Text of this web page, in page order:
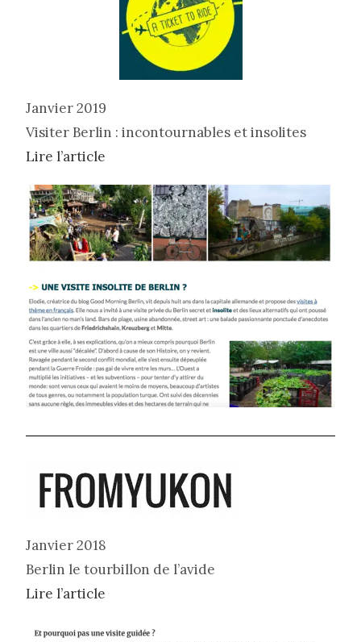
Janvier 2019
Visiter Berlin : incontournables et insolites
Lire l’article
Janvier 2018
Berlin le tourbillon de l’avide
Lire l’article